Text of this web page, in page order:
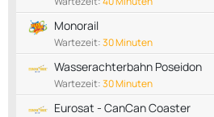
Monorail
Wartezeit:30 Minuten
Wasserachterbahn Poseidon
Wartezeit:30 Minuten
Eurosat - CanCan Coaster